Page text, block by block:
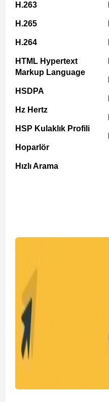
H.263
H.265
H.264
HTML Hypertext
Markup Language
HSDPA
Hz Hertz
HSP Kulaklık Profili
Hoparlör
Hızlı Arama